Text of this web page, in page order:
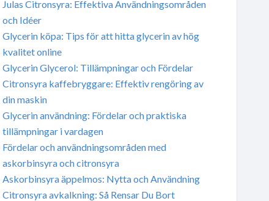
Julas Citronsyra: Effektiva Användningsområden
och Idéer
Glycerin köpa: Tips för att hitta glycerin av hög
kvalitet online
Glycerin Glycerol: Tillämpningar och Fördelar
Citronsyra kaffebryggare: Effektiv rengöring av
din maskin
Glycerin användning: Fördelar och praktiska
tillämpningar i vardagen
Fördelar och användningsområden med
askorbinsyra och citronsyra
Askorbinsyra äppelmos: Nytta och Användning
Citronsyra avkalkning: Så Rensar Du Bort